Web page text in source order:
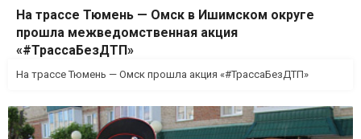
На трассе Тюмень — Омск в Ишимском округе
прошла межведомственная акция
«#ТрассаБезДТП»
На трассе Тюмень — Омск прошла акция «#ТрассаБезДТП»